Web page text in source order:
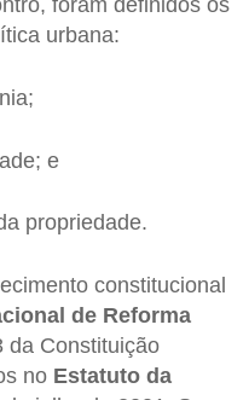
foram definidos os
urbana:
e
propriedade.
constitucional
de Reforma
da Constituição
no Estatuto da